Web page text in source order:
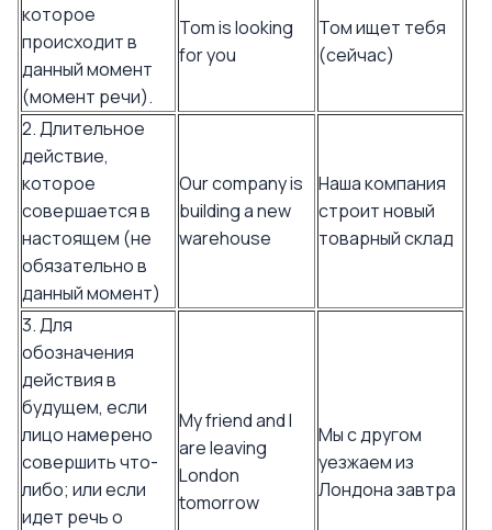
которое
происходит в
данный момент
(момент речи).
Tom is looking
for you
Том ищет тебя
(сейчас)
2. Длительное
действие,
которое
совершается в
настоящем (не
обязательно в
данный момент)
Our company is
building a new
warehouse
Наша компания
строит новый
товарный склад
3. Для
обозначения
действия в
будущем, если
лицо намерено
совершить что-
либо; или если
идет речь о
My friend and I
are leaving
London
tomorrow
Мы с другом
уезжаем из
Лондона завтра